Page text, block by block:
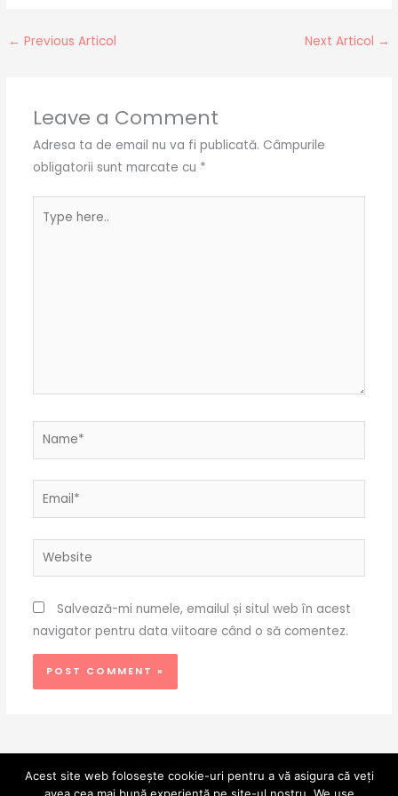
← Previous Articol Next Articol →
Leave a Comment
Adresa ta de email nu va fi publicată. Câmpurile
obligatorii sunt marcate cu *
here..
Name*
Email*
Website
Salvează-mi numele, emailul și situl web în acest
navigator pentru data viitoare când o să comentez.
Acest site web folosește cookie-uri pentru a vă asigura că veți